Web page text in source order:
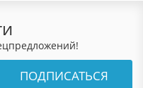
ПОДПИСАТЬСЯ